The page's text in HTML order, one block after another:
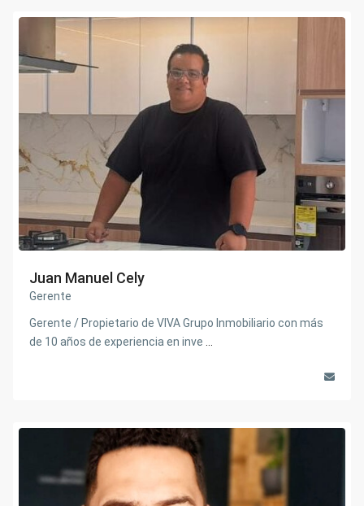
Juan Manuel Cely
Gerente
Gerente / Propietario de VIVA Grupo Inmobiliario con más
de 10 años de experiencia en inve